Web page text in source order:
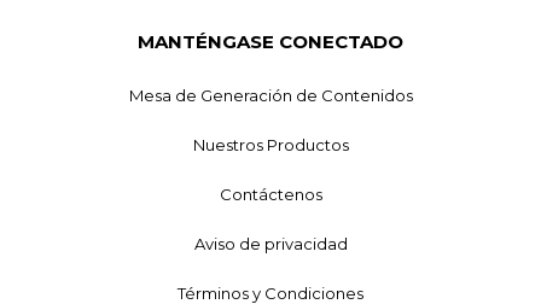
MANTÉNGASE CONECTADO
Mesa de Generación de Contenidos
Nuestros Productos
Contáctenos
Aviso de privacidad
Términos y Condiciones